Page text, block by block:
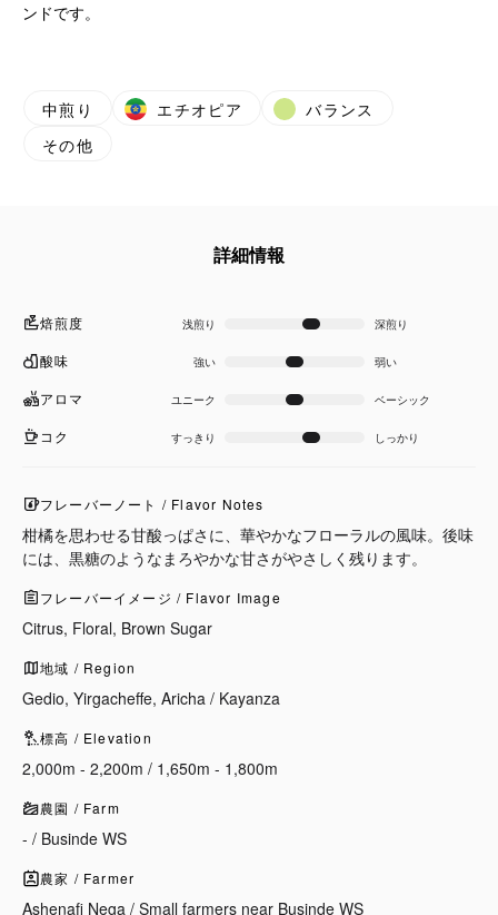
ンドです。
中煎り エチオピア
バランス
その他
詳細情報
焙煎度 浅煎り 深煎り
酸味 強い 弱い
アロマ ユニーク ベーシック
コク すっきり しっかり
フレーバーノート / Flavor Notes
柑橘を思わせる甘酸っぱさに、華やかなフローラルの風味。後味
には、黒糖のようなまろやかな甘さがやさしく残ります。
フレーバーイメージ / Flavor Image
Citrus, Floral, Brown Sugar
地域 / Region
Gedio, Yirgacheffe, Aricha / Kayanza
標高 / Elevation
2,000m - 2,200m / 1,650m - 1,800m
農園 / Farm
- / Businde WS
農家 / Farmer
Ashenafi Nega / Small farmers near Businde WS